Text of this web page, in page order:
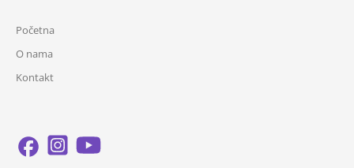
Početna
O nama
Kontakt